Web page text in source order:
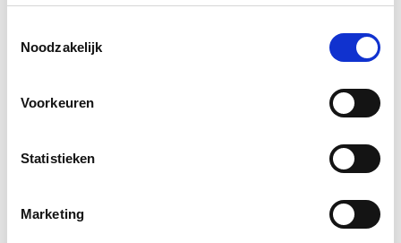
Noodzakelijk
Voorkeuren
Statistieken
Marketing
maximale piekbelasting, lokale opwekking en slimme
aansturing, kan woningbouw doorgaan ondanks
netcongestie. Dat vraagt om integrale samenwerking
tussen ontwikkelaars, installateurs, gemeenten en
maakt. De vraag is niet langer of netbewust bouwen
nodig is, maar hoe snel het de standaard wordt in